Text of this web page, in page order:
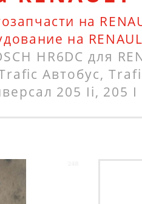
на
на
HR6DC для
Автобус,
205 Ii, 205